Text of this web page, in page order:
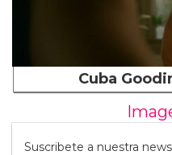
Cuba
Suscribete a nuestra